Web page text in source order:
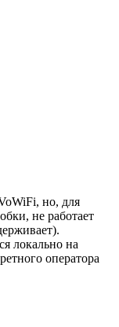
но, для
не работает
локально на
оператора